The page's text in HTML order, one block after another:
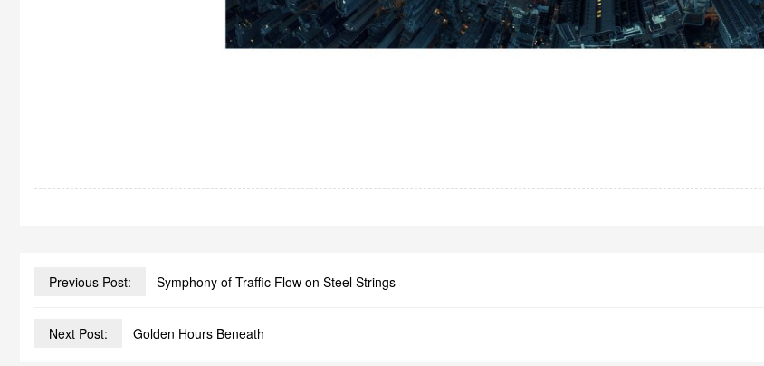
Previous Post: Symphony of Traffic Flow on Steel Strings
Next Post: Golden Hours Beneath